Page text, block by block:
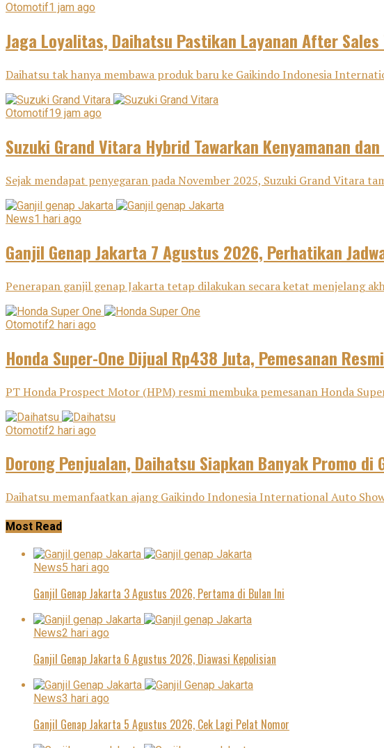
Otomotif1 jam ago
Jaga Loyalitas, Daihatsu Pastikan Layanan After
Daihatsu tak hanya membawa produk baru ke Gaikindo Indonesia
Otomotif19 jam ago
Suzuki Grand Vitara Hybrid Tawarkan Kenyamanan
Sejak mendapat penyegaran pada November 2025, Suzuki Grand Vitara
News1 hari ago
Ganjil Genap Jakarta 7 Agustus 2026, Perhatikan
Penerapan ganjil genap Jakarta tetap dilakukan secara ketat menjelang
Otomotif2 hari ago
Honda Super-One Dijual Rp438 Juta, Pemesanan
PT Honda Prospect Motor (HPM) resmi membuka pemesanan Honda
Otomotif2 hari ago
Dorong Penjualan, Daihatsu Siapkan Banyak Promo di
Daihatsu memanfaatkan ajang Gaikindo Indonesia International Auto
Most Read
News5 hari ago
Ganjil Genap Jakarta 3 Agustus 2026, Pertama di Bulan Ini
News2 hari ago
Ganjil Genap Jakarta 6 Agustus 2026, Diawasi Kepolisian
News3 hari ago
Ganjil Genap Jakarta 5 Agustus 2026, Cek Lagi Pelat Nomor